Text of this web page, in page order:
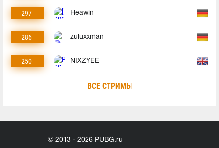
297 Heawin
286 zuluxxman
250 NIXZYEE
ВСЕ СТРИМЫ
© 2013 - 2026 PUBG.ru